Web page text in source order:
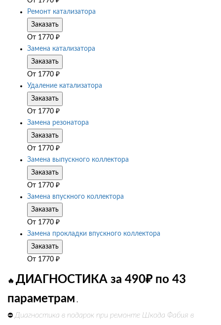
Ремонт катализатора
Заказать
От 1770 ₽
Замена катализатора
Заказать
От 1770 ₽
Удаление катализатора
Заказать
От 1770 ₽
Замена резонатора
Заказать
От 1770 ₽
Замена выпускного коллектора
Заказать
От 1770 ₽
Замена впускного коллектора
Заказать
От 1770 ₽
Замена прокладки впускного коллектора
Заказать
От 1770 ₽
🔥 ДИАГНОСТИКА за 490₽ по 43
параметрам .
⛔ Диагностика в подарок при ремонте Шкода Фабия в